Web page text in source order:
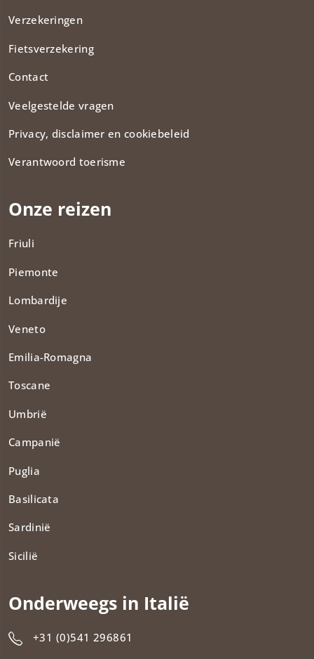
Verzekeringen
Fietsverzekering
Contact
Veelgestelde vragen
Privacy, disclaimer en cookiebeleid
Verantwoord toerisme
Onze reizen
Friuli
Piemonte
Lombardije
Veneto
Emilia-Romagna
Toscane
Umbrië
Campanië
Puglia
Basilicata
Sardinië
Sicilië
Onderweegs in Italië
+31 (0)541 296861